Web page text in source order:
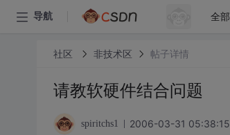
导航 全部
社区 非技术区 帖子详情
请教软硬件结合问题
spiritchs1 2006-03-31 05:38:15